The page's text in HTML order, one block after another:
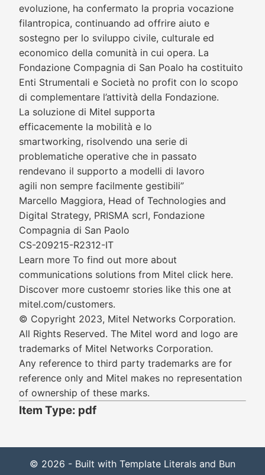
evoluzione, ha confermato la propria vocazione
filantropica, continuando ad offrire aiuto e
sostegno per lo sviluppo civile, culturale ed
economico della comunità in cui opera. La
Fondazione Compagnia di San Poalo ha costituito
Enti Strumentali e Società no profit con lo scopo
di complementare l’attività della Fondazione.
La soluzione di Mitel supporta
efficacemente la mobilità e lo
smartworking, risolvendo una serie di
problematiche operative che in passato
rendevano il supporto a modelli di lavoro
agili non sempre facilmente gestibili”
Marcello Maggiora, Head of Technologies and
Digital Strategy, PRISMA scrl, Fondazione
Compagnia di San Paolo
CS-209215-R2312-IT
Learn more To find out more about
communications solutions from Mitel click here.
Discover more custoemr stories like this one at
mitel.com/customers.
© Copyright 2023, Mitel Networks Corporation.
All Rights Reserved. The Mitel word and logo are
trademarks of Mitel Networks Corporation.
Any reference to third party trademarks are for
reference only and Mitel makes no representation
of ownership of these marks.
Item Type: pdf
© 2026 - Built with Template Literals and Bun